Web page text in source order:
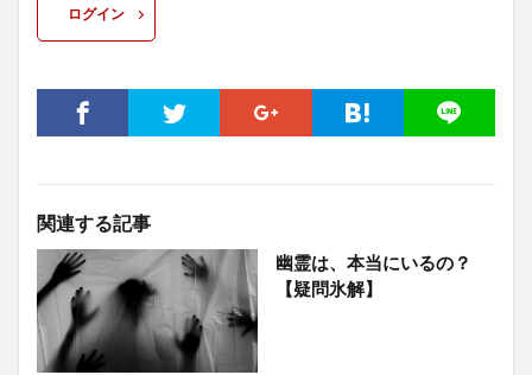
ログイン
関連する記事
幽霊は、本当にいるの？
【疑問氷解】